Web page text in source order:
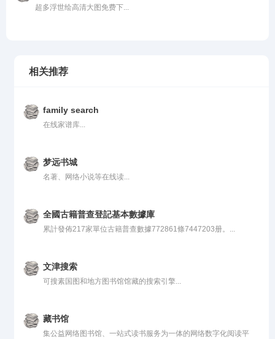
超多浮世绘高清大图免费下...
相关推荐
family search
在线家谱库...
梦远书城
名著、网络小说等在线读...
全國古籍普查登記基本數據庫
累計發佈217家單位古籍普查數據772861條7447203册。...
文津搜索
可搜素国图和地方图书馆馆藏的搜索引擎...
藏书馆
集公益网络图书馆、一站式读书服务为一体的网络数字化阅读平